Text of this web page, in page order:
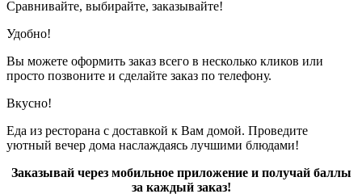
Сравнивайте, выбирайте, заказывайте!
Удобно!
Вы можете оформить заказ всего в несколько кликов или
просто позвоните и сделайте заказ по телефону.
Вкусно!
Еда из ресторана с доставкой к Вам домой. Проведите
уютный вечер дома наслаждаясь лучшими блюдами!
Заказывай через мобильное приложение и получай баллы
за каждый заказ!